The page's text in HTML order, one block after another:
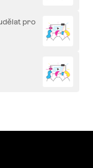
pro